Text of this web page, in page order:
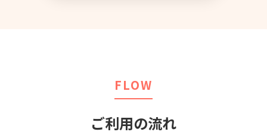
FLOW
ご利用の流れ